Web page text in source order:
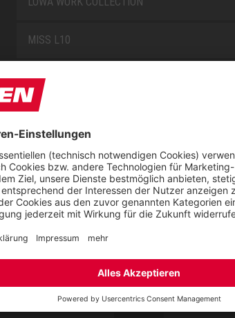
MISS L10
NEW CLASSICS
RETRO
SAFEGUARD
ÜBER UNS